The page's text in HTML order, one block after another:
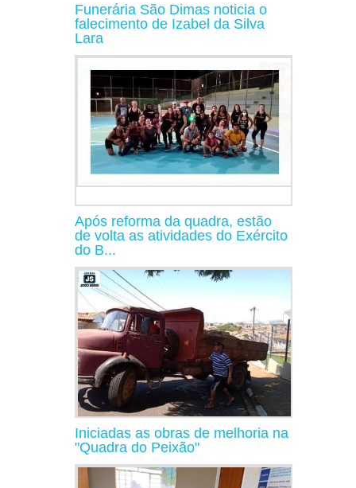
Funerária São Dimas noticia o
falecimento de Izabel da Silva
Lara
Após reforma da quadra, estão
de volta as atividades do Exército
do B...
Iniciadas as obras de melhoria na
"Quadra do Peixão"